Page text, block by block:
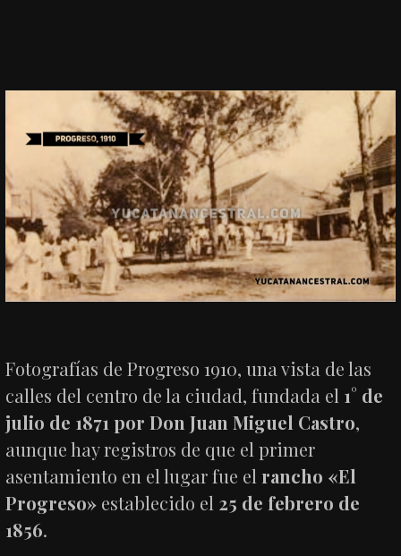
Fotografías de Progreso 1910, una vista de las
calles del centro de la ciudad, fundada el 1° de
julio de 1871 por Don Juan Miguel Castro,
aunque hay registros de que el primer
asentamiento en el lugar fue el rancho «El
Progreso» establecido el 25 de febrero de
1856.